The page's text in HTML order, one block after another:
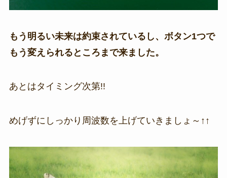
もう明るい未来は約束されているし、ボタン1つで
もう変えられるところまで来ました。
あとはタイミング次第!!
めげずにしっかり周波数を上げていきましょ～↑↑